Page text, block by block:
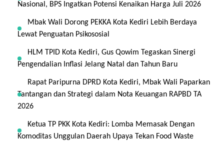
Nasional, BPS Ingatkan Potensi Kenaikan Harga Juli 2026
Mbak Wali Dorong PEKKA Kota Kediri Lebih Berdaya
Lewat Penguatan Psikososial
HLM TPID Kota Kediri, Gus Qowim Tegaskan Sinergi
Pengendalian Inflasi Jelang Natal dan Tahun Baru
Rapat Paripurna DPRD Kota Kediri, Mbak Wali Paparkan
Tantangan dan Strategi dalam Nota Keuangan RAPBD TA
2026
Ketua TP PKK Kota Kediri: Lomba Memasak Dengan
Komoditas Unggulan Daerah Upaya Tekan Food Waste